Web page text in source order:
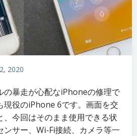
2020
の暴走が心配なiPhoneの修理で
現役のiPhone 6です。画面を交
、今回はそのまま使用できる状
ンサー、Wi-Fi接続、カメラ等一